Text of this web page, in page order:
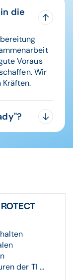
die
Voraus
Wir
zum
der TI ...